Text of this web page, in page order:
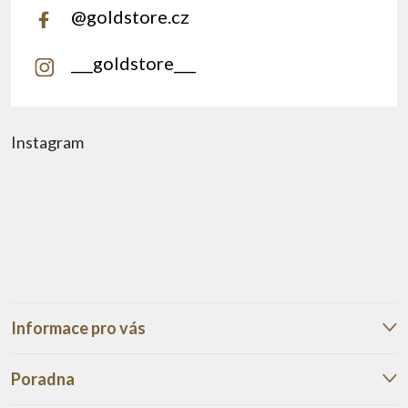
Instagram
Informace pro vás
Poradna
@goldstore.cz
___goldstore___